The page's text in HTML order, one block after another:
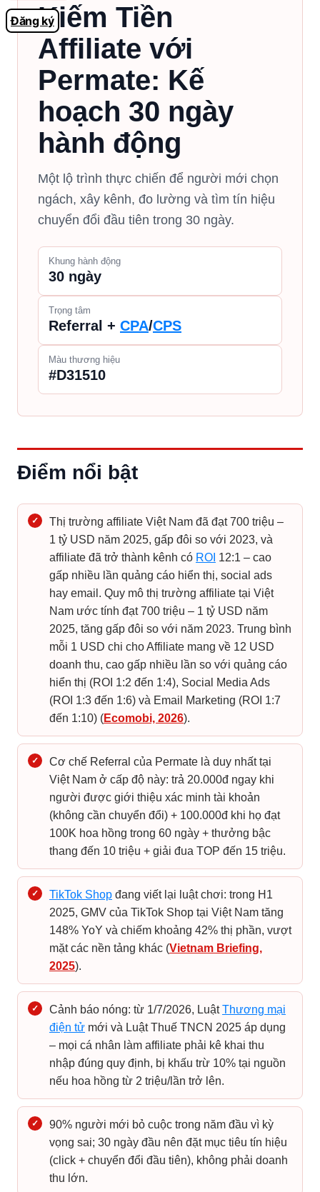
Đăng kýKiếm Tiền
Affiliate với
Permate: Kế
hoạch 30 ngày
hành động
Một lộ trình thực chiến để người mới chọn
ngách, xây kênh, đo lường và tìm tín hiệu
chuyển đổi đầu tiên trong 30 ngày.
Khung hành động
30 ngày
Trọng tâm
Referral + CPA/CPS
Màu thương hiệu
#D31510
Điểm nổi bật
✓
Thị trường affiliate Việt Nam đã đạt 700 triệu –
1 tỷ USD năm 2025, gấp đôi so với 2023, và
affiliate đã trở thành kênh có ROI 12:1 – cao
gấp nhiều lần quảng cáo hiển thị, social ads
hay email. Quy mô thị trường affiliate tại Việt
Nam ước tính đạt 700 triệu – 1 tỷ USD năm
2025, tăng gấp đôi so với năm 2023. Trung bình
mỗi 1 USD chi cho Affiliate mang về 12 USD
doanh thu, cao gấp nhiều lần so với quảng cáo
hiển thị (ROI 1:2 đến 1:4), Social Media Ads
(ROI 1:3 đến 1:6) và Email Marketing (ROI 1:7
đến 1:10) (Ecomobi, 2026).
✓
Cơ chế Referral của Permate là duy nhất tại
Việt Nam ở cấp độ này: trả 20.000đ ngay khi
người được giới thiệu xác minh tài khoản
(không cần chuyển đổi) + 100.000đ khi họ đạt
100K hoa hồng trong 60 ngày + thưởng bậc
thang đến 10 triệu + giải đua TOP đến 15 triệu.
✓ TikTok Shop đang viết lại luật chơi: trong H1
2025, GMV của TikTok Shop tại Việt Nam tăng
148% YoY và chiếm khoảng 42% thị phần, vượt
mặt các nền tảng khác (Vietnam Briefing,
2025).
✓ Cảnh báo nóng: từ 1/7/2026, LuậtThương mại
điện tử mới và Luật Thuế TNCN 2025 áp dụng
– mọi cá nhân làm affiliate phải kê khai thu
nhập đúng quy định, bị khấu trừ 10% tại nguồn
nếu hoa hồng từ 2 triệu/lần trở lên.
✓
90% người mới bỏ cuộc trong năm đầu vì kỳ
vọng sai; 30 ngày đầu nên đặt mục tiêu tín hiệu
(click + chuyển đổi đầu tiên), không phải doanh
thu lớn.